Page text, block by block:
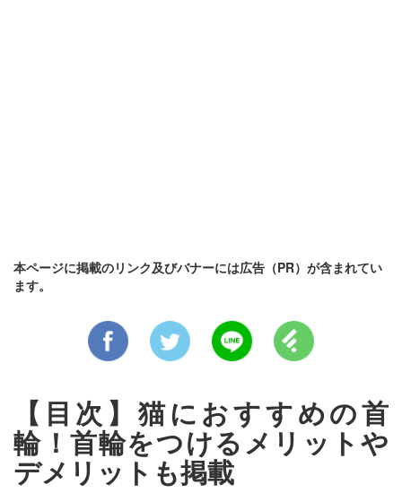
本ページに掲載のリンク及びバナーには広告（PR）が含まれてい
ます。
【目次】猫におすすめの首
輪！首輪をつけるメリットや
デメリットも掲載